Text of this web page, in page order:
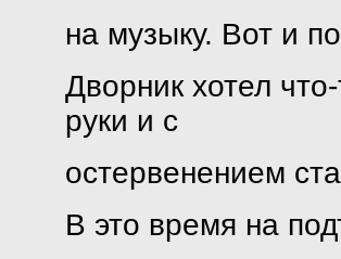
на музыку. Вот и
Дворник хотел
руки и с
остервенением
В это время на